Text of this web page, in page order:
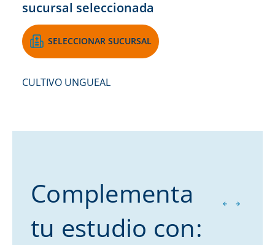
sucursal seleccionada
SELECCIONAR SUCURSAL
CULTIVO UNGUEAL
Complementa
tu estudio con: